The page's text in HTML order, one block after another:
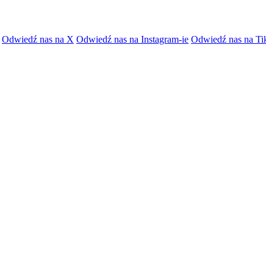
Odwiedź nas na X Odwiedź nas na Instagram-ie Odwiedź nas na